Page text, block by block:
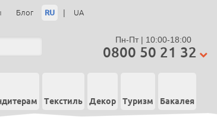
Блог RU | UA
Пн-Пт | 10:00-18:00
0800 50 21 32
Текстиль Декор Туризм Бакалея